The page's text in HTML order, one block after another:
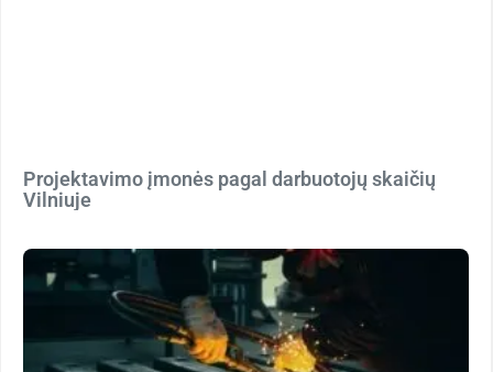
Projektavimo įmonės pagal darbuotojų skaičių
Vilniuje